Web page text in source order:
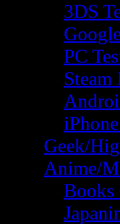
3DS
PC
Steam
Geek/
Anime/
Books